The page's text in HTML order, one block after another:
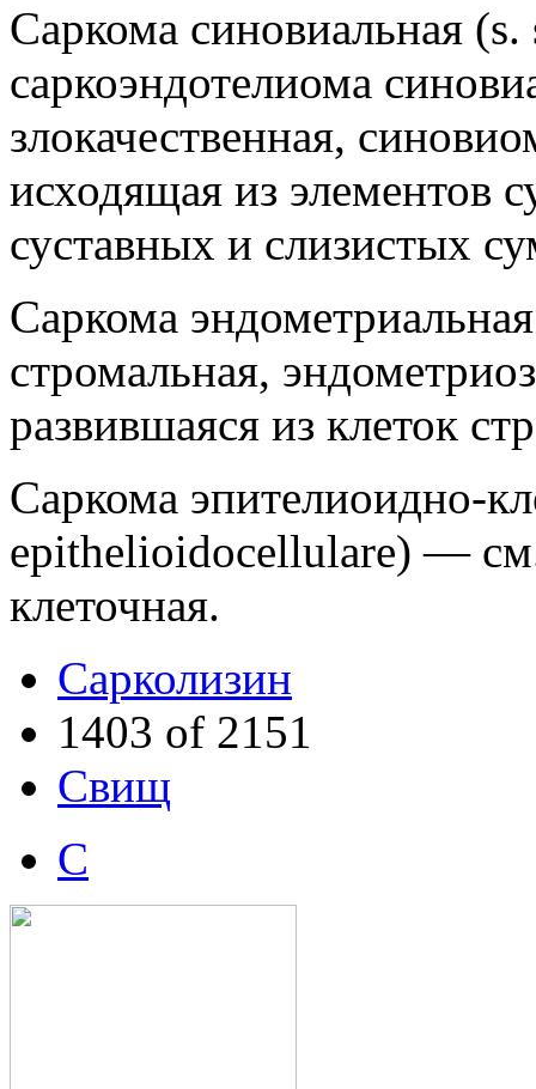
Саркома синовиальная
саркоэндотелиома
злокачественная,
исходящая из элементов
суставных и слизистых
Саркома
стромальная,
развившаяся из клеток
Саркома эпителиоидно-
epithelioidocellulare) —
клеточная.
Сарколизин
1403 of 2151
Свищ
С